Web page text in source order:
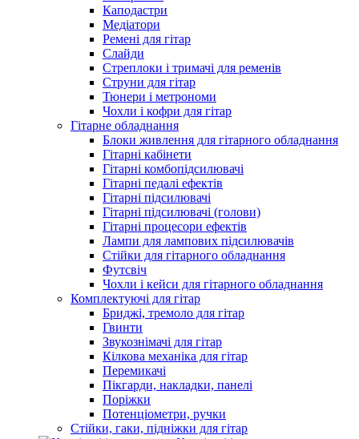
Каподастри
Медіатори
Ремені для гітар
Слайди
Стреплоки і тримачі для ременів
Струни для гітар
Тюнери і метрономи
Чохли і кофри для гітар
Гітарне обладнання
Блоки живлення для гітарного обладнання
Гітарні кабінети
Гітарні комбопідсилювачі
Гітарні педалі ефектів
Гітарні підсилювачі
Гітарні підсилювачі (голови)
Гітарні процесори ефектів
Лампи для лампових підсилювачів
Стійки для гітарного обладнання
Футсвіч
Чохли і кейси для гітарного обладнання
Комплектуючі для гітар
Бриджі, тремоло для гітар
Гвинти
Звукознімачі для гітар
Кілкова механіка для гітар
Перемикачі
Пікгарди, накладки, панелі
Поріжки
Потенціометри, ручки
Стійки, гаки, підніжки для гітар